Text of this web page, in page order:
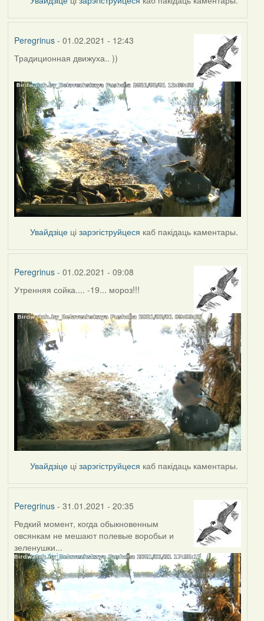
Peregrinus- 01.02.2021 - 12:43
Традиционная движуха.. ))
Увайдзіце цізарэгіструйцеся каб пакідаць каментары.
Peregrinus- 01.02.2021 - 09:08
Утренняя сойка.... -19... мороз!!!
Увайдзіце цізарэгіструйцеся каб пакідаць каментары.
Peregrinus- 31.01.2021 - 20:35
Редкий момент, когда обыкновенным
овсянкам не мешают полевые воробьи и
зеленушки...